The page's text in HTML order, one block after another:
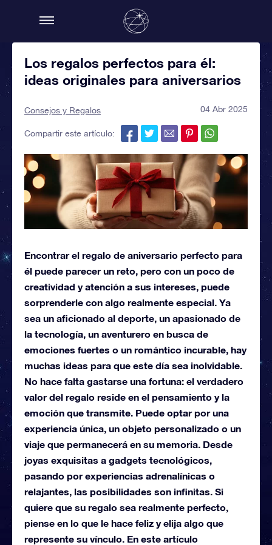
Los regalos perfectos para él:
ideas originales para aniversarios
Consejos y Regalos 04 Abr 2025
Compartir este artículo:
Encontrar el regalo de aniversario perfecto para
él puede parecer un reto, pero con un poco de
creatividad y atención a sus intereses, puede
sorprenderle con algo realmente especial. Ya
sea un aficionado al deporte, un apasionado de
la tecnología, un aventurero en busca de
emociones fuertes o un romántico incurable, hay
muchas ideas para que este día sea inolvidable.
No hace falta gastarse una fortuna: el verdadero
valor del regalo reside en el pensamiento y la
emoción que transmite. Puede optar por una
experiencia única, un objeto personalizado o un
viaje que permanecerá en su memoria. Desde
joyas exquisitas a gadgets tecnológicos,
pasando por experiencias adrenalínicas o
relajantes, las posibilidades son infinitas. Si
quiere que su regalo sea realmente perfecto,
piense en lo que le hace feliz y elija algo que
represente su vínculo. En este artículo